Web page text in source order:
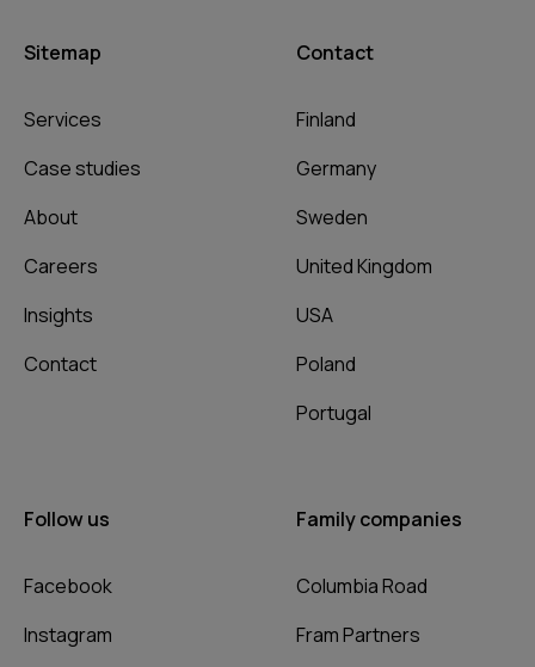
Sitemap
Services
Case studies
About
Careers
Insights
Contact
Contact
Finland
Germany
Sweden
United Kingdom
USA
Poland
Portugal
Follow us
Facebook
Instagram
Family companies
Columbia Road
Fram Partners